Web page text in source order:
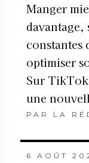
Manger
davantage,
constantes
optimiser
Sur
une
PAR LA
6 AOÛT